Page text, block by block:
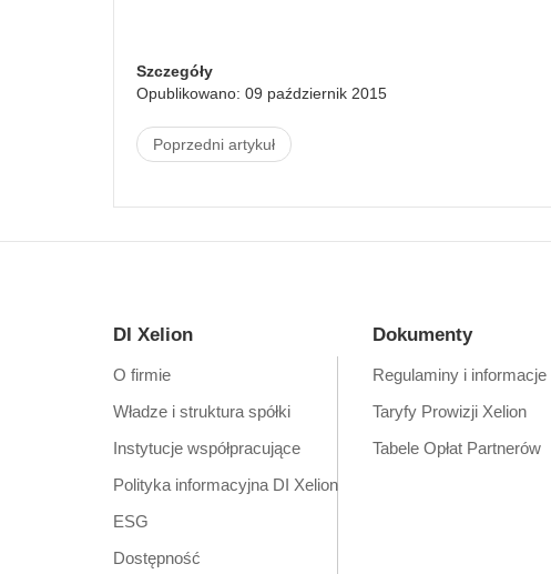
Szczegóły
Opublikowano: 09 październik 2015
Poprzedni artykuł
DI Xelion
O firmie
Władze i struktura spółki
Instytucje współpracujące
Polityka informacyjna DI Xelion
ESG
Dostępność
Dokumenty
Regulaminy i informacje
Taryfy Prowizji Xelion
Tabele Opłat Partnerów